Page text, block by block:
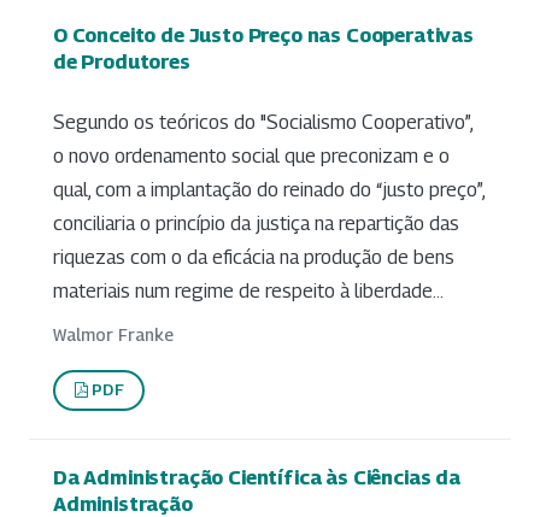
O Conceito de Justo Preço nas Cooperativas
de Produtores
Segundo os teóricos do "Socialismo Cooperativo”,
o novo ordenamento social que preconizam e o
qual, com a implantação do reinado do “justo preço”,
conciliaria o princípio da justiça na repartição das
riquezas com o da eficácia na produção de bens
materiais num regime de respeito à liberdade...
Walmor Franke
PDF
Da Administração Científica às Ciências da
Administração